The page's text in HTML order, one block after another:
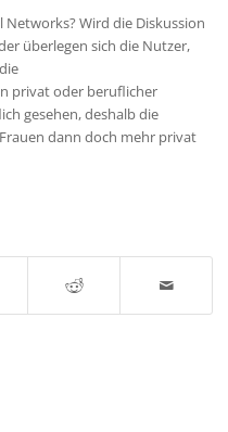
Networks? Wird die Diskussion
überlegen sich die Nutzer,
privat oder beruflicher
gesehen, deshalb die
dann doch mehr privat